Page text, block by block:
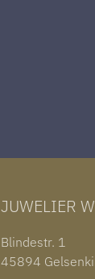
JUWELIER
Blindestr. 1
45894